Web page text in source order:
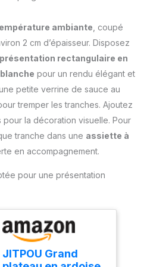
livré avec un gobelet
mixer directement les
ingrédients, simplifiant la
préparation des repas
Contenu de la livraison :
Mixeur plongeant
ErgoMixx 600 W avec 2
vitesses et gobelet
doseur
les os, les glaçons et les
noix décortiquées
Fonction 6-en-1: Le
mélangeur à main a des
fonctions 6-en-un, qui
peuvent être utilisées de
est équipée d'un bol
mélangeur et peut être
utilisée pour mélanger la
viande et les légumes.
être utilisé pour le jus, la
utilisé pour mélanger les
blancs d'œufs Fonction
de turbocompression: le
baton de cuisson a une
fonction de
ambiante , coupé
2 cm d’épaisseur. Disposez
rectangulaire en
pour un rendu élégant et
petite verrine de sauce au
tremper les tranches. Ajoutez
pour la décoration visuelle. Pour
tranche dans une assiette à
en accompagnement.
pour une présentation
JITPOU Grand